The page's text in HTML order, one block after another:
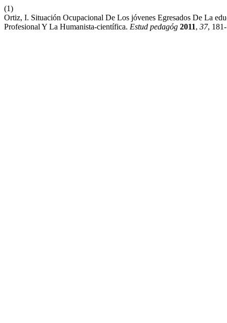
(1)
Ortiz, I. Situación Ocupacional De Los jóvenes Egresados De La
Profesional Y La Humanista-científica. Estud pedagóg 2011, 37,